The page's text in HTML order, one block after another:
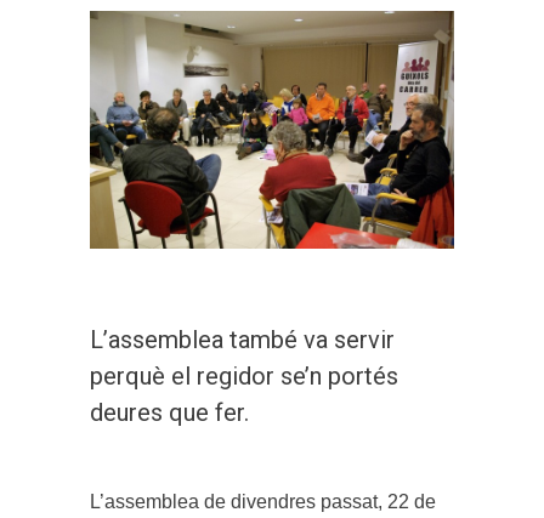
L’assemblea també va servir
perquè el regidor se’n portés
deures que fer.
L’assemblea de divendres passat, 22 de